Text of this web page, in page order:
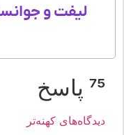
لیفت و
کهنه‌تر